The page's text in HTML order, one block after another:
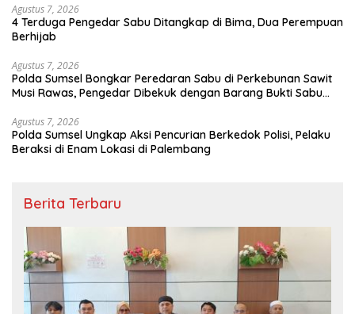
Agustus 7, 2026
4 Terduga Pengedar Sabu Ditangkap di Bima, Dua Perempuan
Berhijab
Agustus 7, 2026
Polda Sumsel Bongkar Peredaran Sabu di Perkebunan Sawit
Musi Rawas, Pengedar Dibekuk dengan Barang Bukti Sabu
Agustus 7, 2026
Polda Sumsel Ungkap Aksi Pencurian Berkedok Polisi, Pelaku
Beraksi di Enam Lokasi di Palembang
Berita Terbaru